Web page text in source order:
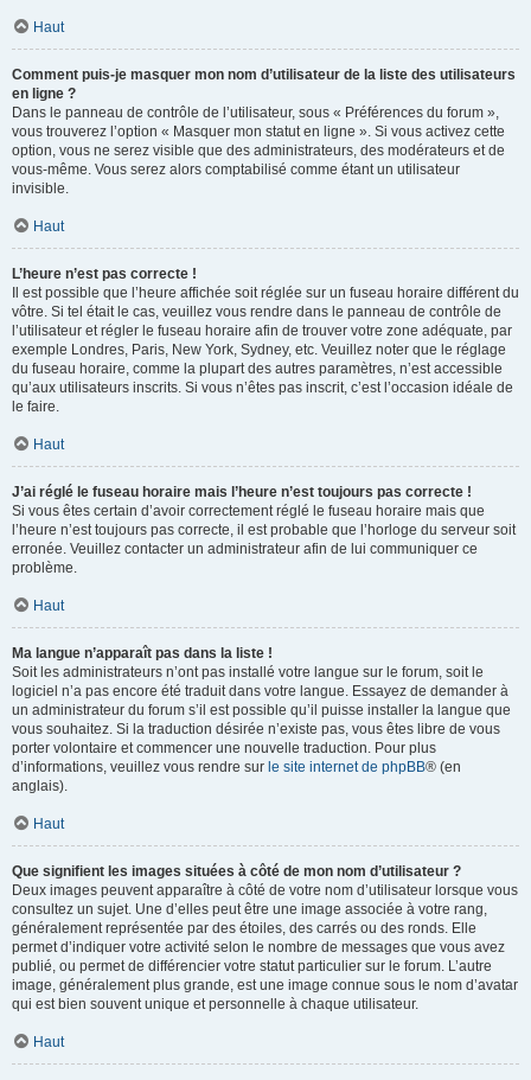
Haut
Comment puis-je masquer mon nom d’utilisateur de la liste des utilisateurs
en ligne ?
Dans le panneau de contrôle de l’utilisateur, sous « Préférences du forum »,
vous trouverez l’option « Masquer mon statut en ligne ». Si vous activez cette
option, vous ne serez visible que des administrateurs, des modérateurs et de
vous-même. Vous serez alors comptabilisé comme étant un utilisateur
invisible.
Haut
L’heure n’est pas correcte !
Il est possible que l’heure affichée soit réglée sur un fuseau horaire différent du
vôtre. Si tel était le cas, veuillez vous rendre dans le panneau de contrôle de
l’utilisateur et régler le fuseau horaire afin de trouver votre zone adéquate, par
exemple Londres, Paris, New York, Sydney, etc. Veuillez noter que le réglage
du fuseau horaire, comme la plupart des autres paramètres, n’est accessible
qu’aux utilisateurs inscrits. Si vous n’êtes pas inscrit, c’est l’occasion idéale de
le faire.
Haut
J’ai réglé le fuseau horaire mais l’heure n’est toujours pas correcte !
Si vous êtes certain d’avoir correctement réglé le fuseau horaire mais que
l’heure n’est toujours pas correcte, il est probable que l’horloge du serveur soit
erronée. Veuillez contacter un administrateur afin de lui communiquer ce
problème.
Haut
Ma langue n’apparaît pas dans la liste !
Soit les administrateurs n’ont pas installé votre langue sur le forum, soit le
logiciel n’a pas encore été traduit dans votre langue. Essayez de demander à
un administrateur du forum s’il est possible qu’il puisse installer la langue que
vous souhaitez. Si la traduction désirée n’existe pas, vous êtes libre de vous
porter volontaire et commencer une nouvelle traduction. Pour plus
d’informations, veuillez vous rendre sur le site internet de phpBB® (en
anglais).
Haut
Que signifient les images situées à côté de mon nom d’utilisateur ?
Deux images peuvent apparaître à côté de votre nom d’utilisateur lorsque vous
consultez un sujet. Une d’elles peut être une image associée à votre rang,
généralement représentée par des étoiles, des carrés ou des ronds. Elle
permet d’indiquer votre activité selon le nombre de messages que vous avez
publié, ou permet de différencier votre statut particulier sur le forum. L’autre
image, généralement plus grande, est une image connue sous le nom d’avatar
qui est bien souvent unique et personnelle à chaque utilisateur.
Haut